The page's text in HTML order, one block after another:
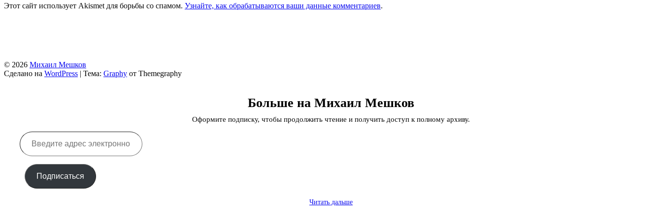
Этот сайт использует Akismet для борьбы со спамом. Узнайте, как обрабатываются ваши данные комментариев.
© 2026 Михаил Мешков
Сделано на WordPress | Тема: Graphy от Themegraphy
Больше на Михаил Мешков
Оформите подписку, чтобы продолжить чтение и получить доступ к полному архиву.
Введите
адрес
электронной
почты…
Подписаться
Читать дальше